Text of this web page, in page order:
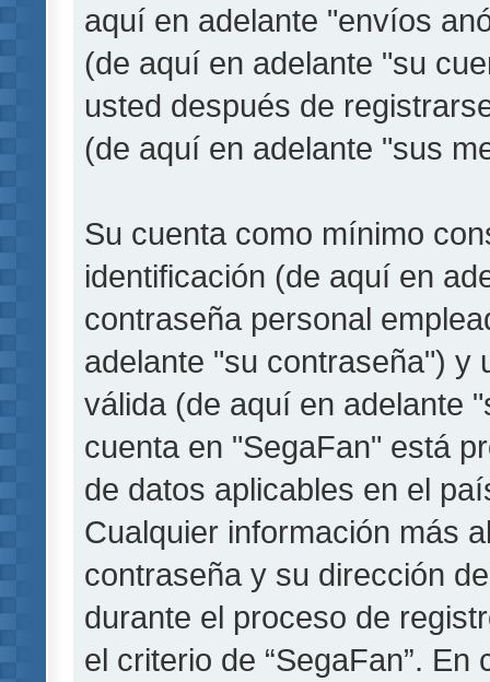
aquí en adelante "envíos
(de aquí en adelante "su
usted después de
(de aquí en adelante "sus
Su cuenta como mínimo
identificación (de aquí en
contraseña personal
adelante "su contraseña") y
válida (de aquí en adelante
cuenta en "SegaFan" está
de datos aplicables en el
Cualquier información más
contraseña y su dirección
durante el proceso de
el criterio de “SegaFan”.